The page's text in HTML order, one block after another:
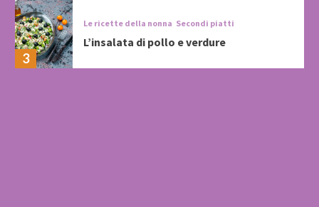
3
Le ricette della nonna Secondi piatti
L’insalata di pollo e verdure